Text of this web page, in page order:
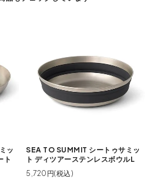
ッ
ト
SEA TO SUMMIT シートゥサミッ
ト ディツアーステンレスボウルL
5,720円(税込)